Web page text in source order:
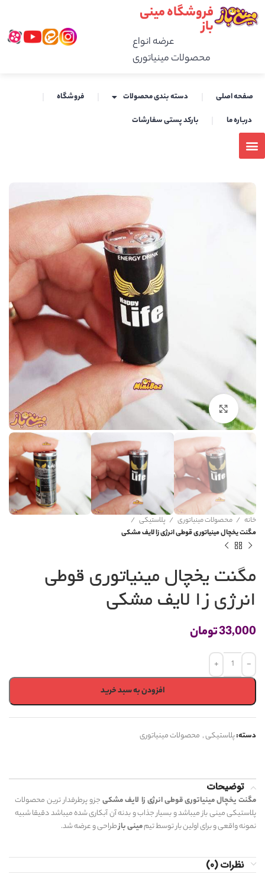
فروشگاه مینی
باز
عرضه انواع
محصولات مینیاتوری
صفحه اصلی دسته بندی محصولات
فروشگاه
درباره ما
بارکد پستی سفارشات
برای بزرگنمایی کلیک کنید
خانه محصولات مینیاتوری
پلاستیکی
مگنت یخچال مینیاتوری قوطی انرژی زا لایف مشکی
مگنت یخچال مینیاتوری قوطی
انرژی زا لایف مشکی
33,000تومان
افزودن به سبد خرید
دسته:پلاستیکی, محصولات مینیاتوری
توضیحات
مگنت یخچال مینیاتوری قوطی انرژی زا لایف مشکیجزو پرطرفدار ترین محصولات
پلاستیکی مینی باز میباشد و بسیار جذاب و بدنه آن آبکاری شده میباشد دقیقا شبیه
نمونه واقعی و برای اولین بار توسط تیممینی بازطراحی و عرضه شد.
نظرات (0)